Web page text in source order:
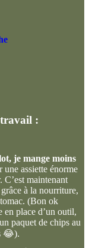
travail :
je mange moins
assiette énorme
C’est maintenant
à la nourriture,
(Bon ok
en place d’un outil,
paquet de chips au
😂).